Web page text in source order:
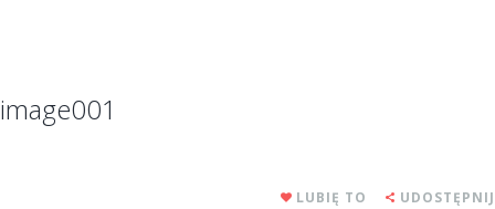
image001
LUBIĘ TO UDOSTĘPNIJ